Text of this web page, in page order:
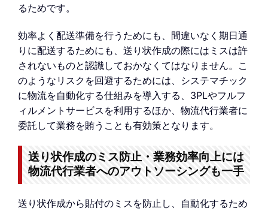
るためです。
効率よく配送準備を行うためにも、間違いなく期日通
りに配送するためにも、送り状作成の際にはミスは許
されないものと認識しておかなくてはなりません。こ
のようなリスクを回避するためには、システマチック
に物流を自動化する仕組みを導入する、3PLやフルフ
ィルメントサービスを利用するほか、物流代行業者に
委託して業務を賄うことも有効策となります。
送り状作成のミス防止・業務効率向上には
物流代行業者へのアウトソーシングも一手
送り状作成から貼付のミスを防止し、自動化するため